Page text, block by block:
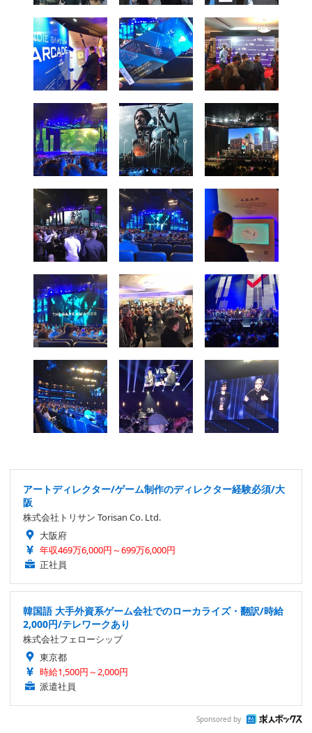
アートディレクター/ゲーム制作のディレクター経験必須/大
阪
株式会社トリサン Torisan Co. Ltd.
大阪府
年収469万6,000円～699万6,000円
正社員
韓国語 大手外資系ゲーム会社でのローカライズ・翻訳/時給
2,000円/テレワークあり
株式会社フェローシップ
東京都
時給1,500円～2,000円
派遣社員
Sponsored by